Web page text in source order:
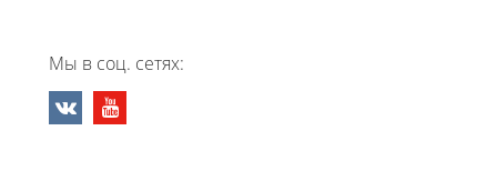
Мы в соц. сетях: